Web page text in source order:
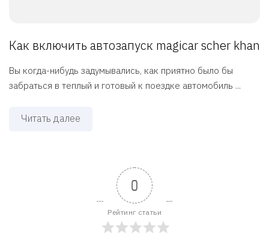
Как включить автозапуск magicar scher khan
Вы когда-нибудь задумывались, как приятно было бы
забраться в теплый и готовый к поездке автомобиль ...
Читать далее
0
Рейтинг статьи